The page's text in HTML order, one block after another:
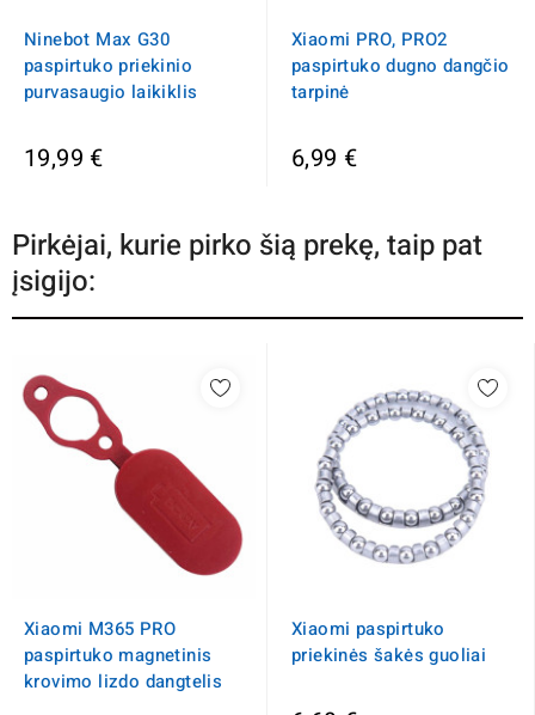
Ninebot Max G30
paspirtuko priekinio
purvasaugio laikiklis
19,99 €
Xiaomi PRO, PRO2
paspirtuko dugno dangčio
tarpinė
6,99 €
Pirkėjai, kurie pirko šią prekę, taip pat
įsigijo:
Xiaomi M365 PRO
paspirtuko magnetinis
krovimo lizdo dangtelis
Xiaomi paspirtuko
priekinės šakės guoliai